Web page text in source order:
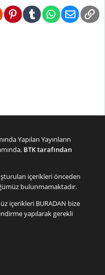
PinterestTumblrWhatsApp
E-posta
Yapılan Yayınların
BTK tarafından
içerikleri önceden
bulunmamaktadır.
içerikleri BURADAN bize
yapılarak gerekli